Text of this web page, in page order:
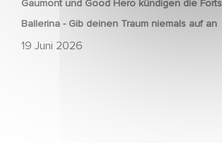
Gaumont und Good Hero kündigen die
Ballerina - Gib deinen Traum niemals auf an
19 Juni 2026